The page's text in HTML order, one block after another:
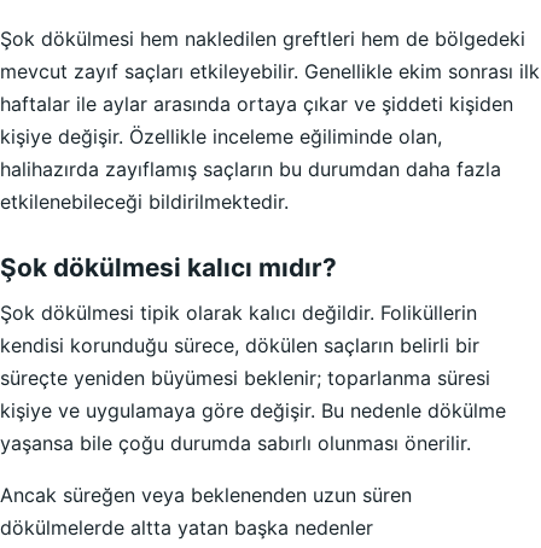
Şok dökülmesi hem nakledilen greftleri hem de bölgedeki
mevcut zayıf saçları etkileyebilir. Genellikle ekim sonrası ilk
haftalar ile aylar arasında ortaya çıkar ve şiddeti kişiden
kişiye değişir. Özellikle inceleme eğiliminde olan,
halihazırda zayıflamış saçların bu durumdan daha fazla
etkilenebileceği bildirilmektedir.
Şok dökülmesi kalıcı mıdır?
Şok dökülmesi tipik olarak kalıcı değildir. Foliküllerin
kendisi korunduğu sürece, dökülen saçların belirli bir
süreçte yeniden büyümesi beklenir; toparlanma süresi
kişiye ve uygulamaya göre değişir. Bu nedenle dökülme
yaşansa bile çoğu durumda sabırlı olunması önerilir.
Ancak süreğen veya beklenenden uzun süren
dökülmelerde altta yatan başka nedenler